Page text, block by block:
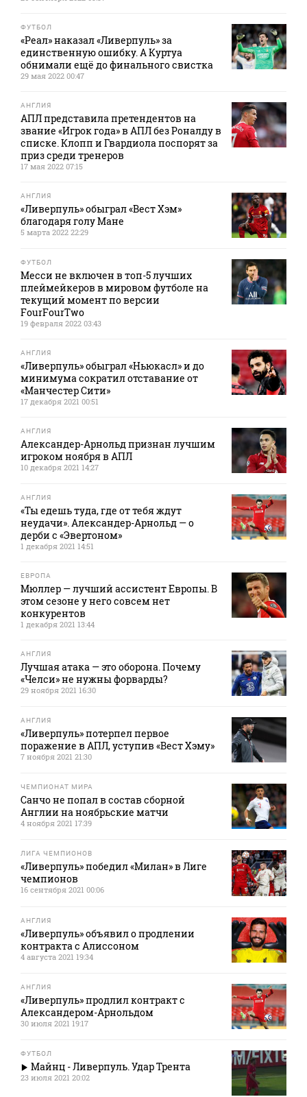
ФУТБОЛ
«Реал» наказал «Ливерпуль» за
единственную ошибку. А Куртуа
обнимали ещё до финального свистка
29 мая 2022 00:47
АНГЛИЯ
АПЛ представила претендентов на
звание «Игрок года» в АПЛ без Роналду в
списке. Клопп и Гвардиола поспорят за
приз среди тренеров
17 мая 2022 07:15
АНГЛИЯ
«Ливерпуль» обыграл «Вест Хэм»
благодаря голу Мане
5 марта 2022 22:29
ФУТБОЛ
Месси не включен в топ-5 лучших
плеймейкеров в мировом футболе на
текущий момент по версии
FourFourTwo
19 февраля 2022 03:43
АНГЛИЯ
«Ливерпуль» обыграл «Ньюкасл» и до
минимума сократил отставание от
«Манчестер Сити»
17 декабря 2021 00:51
АНГЛИЯ
Александер-Арнольд признан лучшим
игроком ноября в АПЛ
10 декабря 2021 14:27
АНГЛИЯ
«Ты едешь туда, где от тебя ждут
неудачи». Александер-Арнольд — о
дерби с «Эвертоном»
1 декабря 2021 14:51
ЕВРОПА
Мюллер — лучший ассистент Европы. В
этом сезоне у него совсем нет
конкурентов
1 декабря 2021 13:44
АНГЛИЯ
Лучшая атака — это оборона. Почему
«Челси» не нужны форварды?
29 ноября 2021 16:30
АНГЛИЯ
«Ливерпуль» потерпел первое
поражение в АПЛ, уступив «Вест Хэму»
7 ноября 2021 21:30
ЧЕМПИОНАТ МИРА
Санчо не попал в состав сборной
Англии на ноябрьские матчи
4 ноября 2021 17:39
ЛИГА ЧЕМПИОНОВ
«Ливерпуль» победил «Милан» в Лиге
чемпионов
16 сентября 2021 00:06
АНГЛИЯ
«Ливерпуль» объявил о продлении
контракта с Алиссоном
4 августа 2021 19:34
АНГЛИЯ
«Ливерпуль» продлил контракт с
Александером-Арнольдом
30 июля 2021 19:17
ФУТБОЛ
Майнц - Ливерпуль. Удар Трента
23 июля 2021 20:02